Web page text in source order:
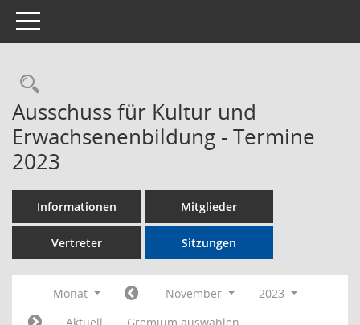
Toggle navigation
Rechercheauswahl
Ausschuss für Kultur und
Erwachsenenbildung - Termine
2023
Informationen Mitglieder
Vertreter Sitzungen
Monat November
2023